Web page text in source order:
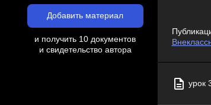
Добавить материал
и получить 10 документов
и свидетельство автора
урок